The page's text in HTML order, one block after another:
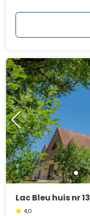
Lac Bleu huis nr 13
4,0